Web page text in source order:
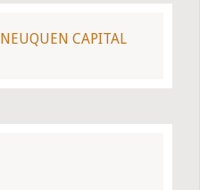
NEUQUEN CAPITAL